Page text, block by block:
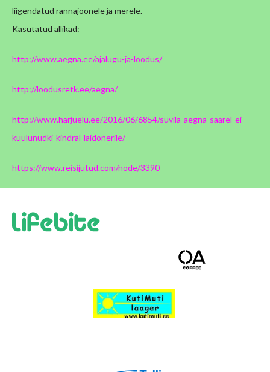
liigendatud rannajoonele ja merele.
Kasutatud allikad:
http://www.aegna.ee/ajalugu-ja-loodus/
http://loodusretk.ee/aegna/
http://www.harjuelu.ee/2016/06/6854/suvila-aegna-saarel-ei-
kuulunudki-kindral-laidonerile/
https://www.reisijutud.com/node/3390